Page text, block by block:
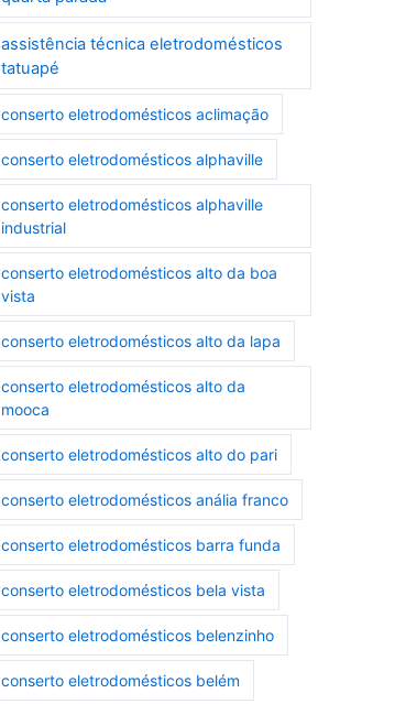
assistência técnica eletrodomésticos
tatuapé
conserto eletrodomésticos aclimação
conserto eletrodomésticos alphaville
conserto eletrodomésticos alphaville
industrial
conserto eletrodomésticos alto da boa
vista
conserto eletrodomésticos alto da lapa
conserto eletrodomésticos alto da
mooca
conserto eletrodomésticos alto do pari
conserto eletrodomésticos anália franco
conserto eletrodomésticos barra funda
conserto eletrodomésticos bela vista
conserto eletrodomésticos belenzinho
conserto eletrodomésticos belém